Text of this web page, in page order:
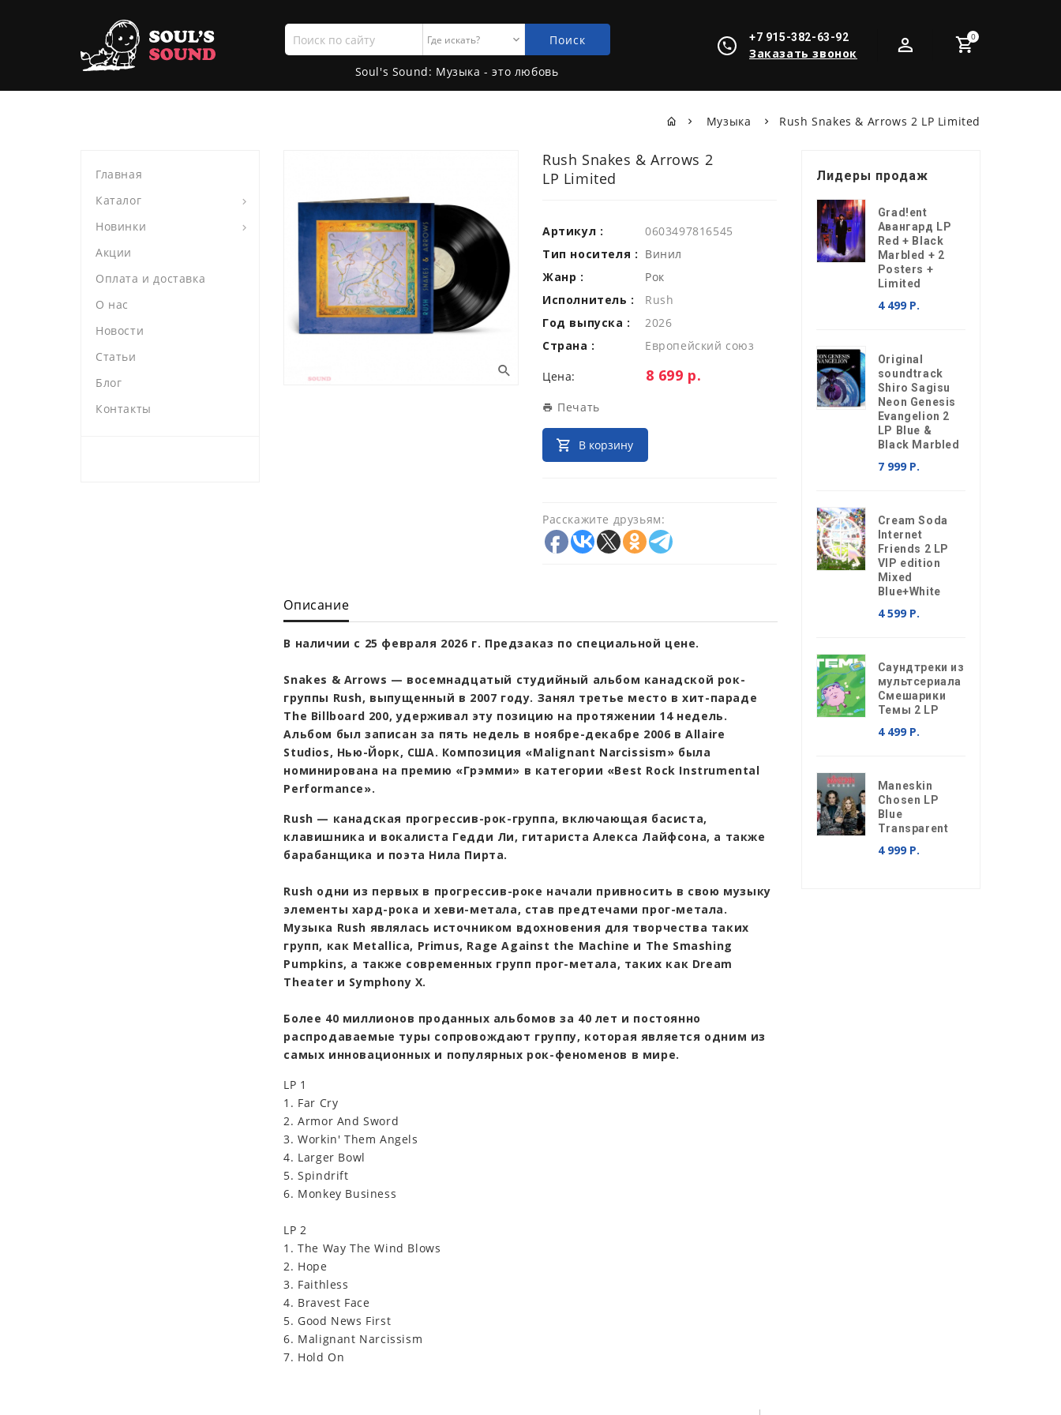
0
+7 915-382-63-92
Заказать звонок
Поиск
по
сайту
Поиск
Soul's Sound: Музыка - это любовь
Музыка Rush Snakes & Arrows 2 LP Limited
Главная
Каталог
Новинки
Акции
Оплата и доставка
О нас
Новости
Статьи
Блог
Контакты
Rush Snakes & Arrows 2
LP Limited
Артикул :
0603497816545
Тип носителя : Винил
Жанр :
Рок
Исполнитель :
Rush
Год выпуска :
2026
Страна :
Европейский союз
Цена: Цена:
8 699 р.
Печать
В корзину
Расскажите друзьям:
Описание
В наличии с 25 февраля 2026 г. Предзаказ по специальной цене.
Snakes & Arrows — восемнадцатый студийный альбом канадской рок-
группы Rush, выпущенный в 2007 году. Занял третье место в хит-параде
The Billboard 200, удерживал эту позицию на протяжении 14 недель.
Альбом был записан за пять недель в ноябре-декабре 2006 в Allaire
Studios, Нью-Йорк, США. Композиция «Malignant Narcissism» была
номинирована на премию «Грэмми» в категории «Best Rock Instrumental
Performance».
Rush — канадская прогрессив-рок-группа, включающая басиста,
клавишника и вокалиста Гедди Ли, гитариста Алекса Лайфсона, а также
барабанщика и поэта Нила Пирта.
Rush одни из первых в прогрессив-роке начали привносить в свою музыку
элементы хард-рока и хеви-метала, став предтечами прог-метала.
Музыка Rush являлась источником вдохновения для творчества таких
групп, как Metallica, Primus, Rage Against the Machine и The Smashing
Pumpkins, а также современных групп прог-метала, таких как Dream
Theater и Symphony X.
Более 40 миллионов проданных альбомов за 40 лет и постоянно
распродаваемые туры сопровождают группу, которая является одним из
самых инновационных и популярных рок-феноменов в мире.
LP 1
1. Far Cry
2. Armor And Sword
3. Workin' Them Angels
4. Larger Bowl
5. Spindrift
6. Monkey Business
LP 2
1. The Way The Wind Blows
2. Hope
3. Faithless
4. Bravest Face
5. Good News First
6. Malignant Narcissism
7. Hold On
Лидеры продаж
Grad!ent
Авангард LP
Red + Black
Marbled + 2
Posters +
Limited
4 499 Р.
Original
soundtrack
Shiro Sagisu
Neon Genesis
Evangelion 2
LP Blue &
Black Marbled
7 999 Р.
Cream Soda
Internet
Friends 2 LP
VIP edition
Mixed
Blue+White
4 599 Р.
Саундтреки из
мультсериала
Смешарики
Темы 2 LP
4 499 Р.
Maneskin
Chosen LP
Blue
Transparent
4 999 Р.